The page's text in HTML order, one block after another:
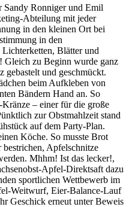
Sandy Ronniger und Emil
Abteilung mit jeder
in den kleinen Ort bei
in den
Blätter und
Gleich zu Beginn wurde ganz
gebastelt und geschmückt.
beim Aufkleben von
Bändern Hand an. So
– einer für die große
zur Obstmahlzeit stand
auf dem Party-Plan.
Köche. So musste Brot
bestrichen, Apfelschnitze
Mhhm! Ist das lecker!,
Apfel-Direktsaft dazu
sportlichen Wettbewerb im
Weitwurf, Eier-Balance-Lauf
Geschick erneut unter Beweis